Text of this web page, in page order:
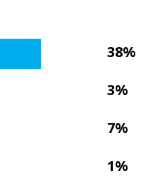
38%
3%
7%
1%